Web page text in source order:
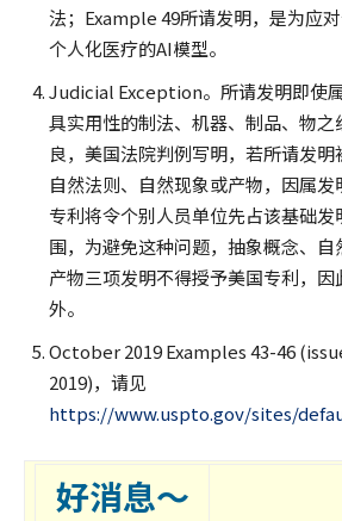
法；Example 49所请发明，是为应
个人化医疗的AI模型。
Judicial Exception。所请发明即使
具实用性的制法、机器、制品、物
良，美国法院判例写明，若所请发明
自然法则、自然现象或产物，因属
专利将令个别人员单位先占该基础
围，为避免这种问题，抽象概念、
产物三项发明不得授予美国专利，因
外。
October 2019 Examples 43-46
2019)，请见
https://www.uspto.gov/sites/
好消息～